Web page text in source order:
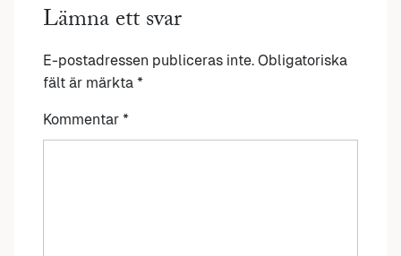
Lämna ett svar
E-postadressen publiceras inte. Obligatoriska
fält är märkta *
Kommentar *